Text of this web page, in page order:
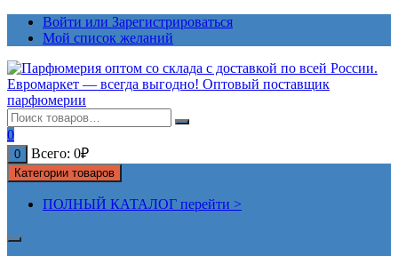
ПерейтиВойти или Зарегистрироваться
Мой список желаний
0
0 Всего: 0₽
Категории товаров
ПОЛНЫЙ КАТАЛОГ перейти >